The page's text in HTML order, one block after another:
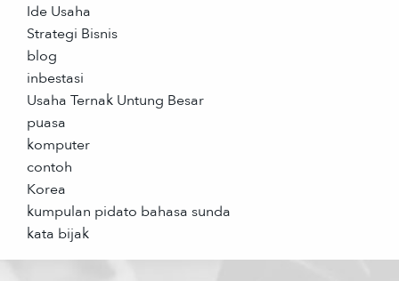
Ide Usaha
Strategi Bisnis
blog
inbestasi
Usaha Ternak Untung Besar
puasa
komputer
contoh
Korea
kumpulan pidato bahasa sunda
kata bijak